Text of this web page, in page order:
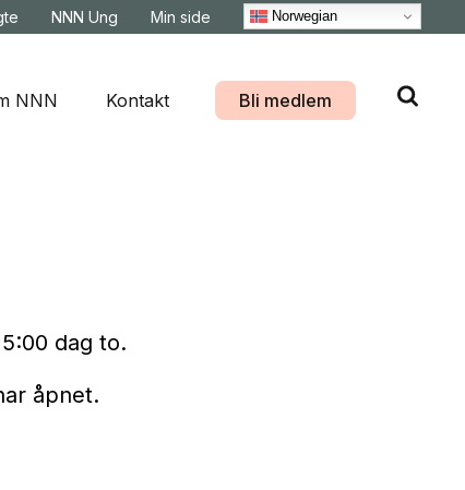
NNN Ung Min side Norwegian
NNN Kontakt Bli medlem
dag to.
åpnet.